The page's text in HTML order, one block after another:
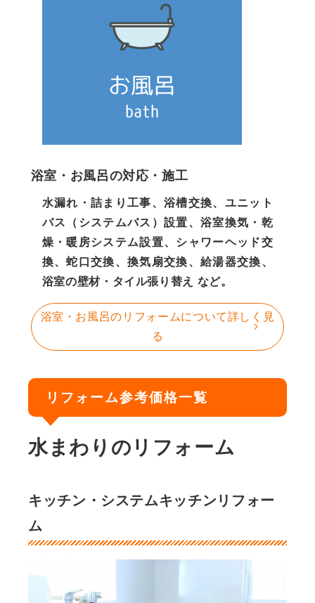
浴室・お風呂の対応・施工
水漏れ・詰まり工事、浴槽交換、ユニット
バス（システムバス）設置、浴室換気・乾
燥・暖房システム設置、シャワーヘッド交
換、蛇口交換、換気扇交換、給湯器交換、
浴室の壁材・タイル張り替え など。
浴室・お風呂のリフォームについて詳しく見
る
リフォーム参考価格一覧
水まわりのリフォーム
キッチン・システムキッチンリフォー
ム